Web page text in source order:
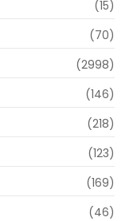
(15)
(70)
(2998)
(146)
(218)
(123)
(169)
(46)